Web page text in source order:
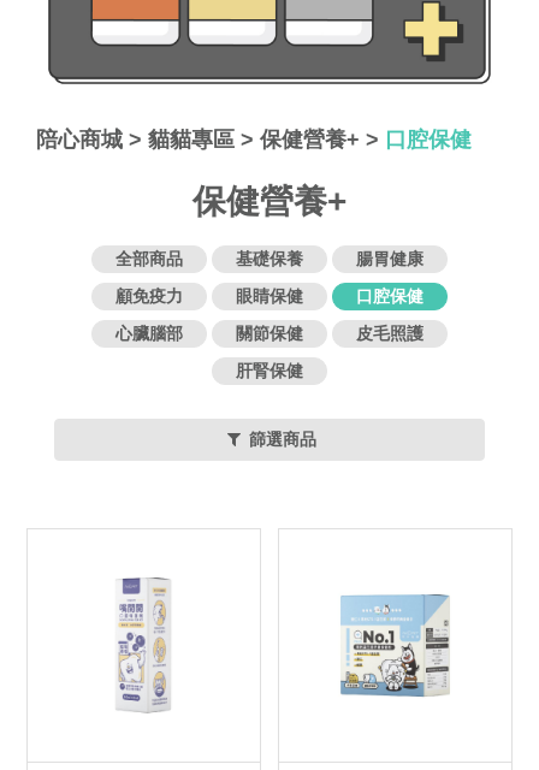
陪心商城 > 貓貓專區 > 保健營養+ > 口腔保健
保健營養+
全部商品 基礎保養
腸胃健康
顧免疫力
眼睛保健
口腔保健
心臟腦部
關節保健
皮毛照護
肝腎保健
篩選商品